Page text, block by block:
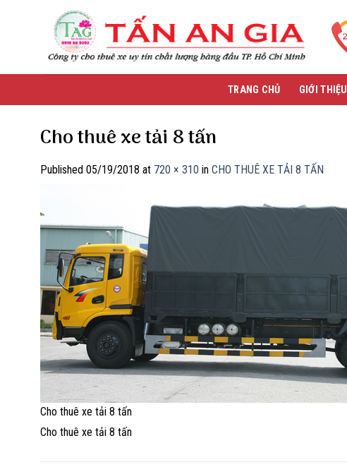
TRANG CHỦ GIỚI THIỆU
Cho thuê xe tải 8 tấn
Published 05/19/2018 at 720 × 310 in CHO THUÊ XE TẢI 8 TẤN
Cho thuê xe tải 8 tấn
Cho thuê xe tải 8 tấn